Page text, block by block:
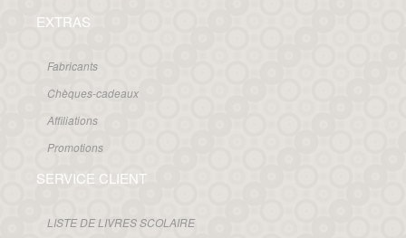
EXTRAS
Fabricants
Chèques-cadeaux
Affiliations
Promotions
SERVICE CLIENT
LISTE DE LIVRES SCOLAIRE